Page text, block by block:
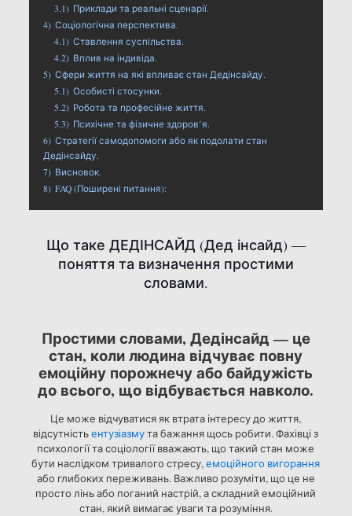
3.1) Приклади та реальні сценарії.
4) Соціологічна перспектива.
4.1) Ставлення суспільства.
4.2) Вплив на індивіда.
5) Сфери життя на які впливає стан Дедінсайду.
5.1) Особисті стосунки.
5.2) Робота та професійне життя.
5.3) Психічне та фізичне здоров’я.
6) Стратегії самодопомоги або як подолати стан
Дедінсайду.
7) Висновок.
8) FAQ (Поширені питання):
Що таке ДЕДІНСАЙД (Дед інсайд) —
поняття та визначення простими
словами.
Простими словами, Дедінсайд — це
стан, коли людина відчуває повну
емоційну порожнечу або байдужість
до всього, що відбувається навколо.
Це може відчуватися як втрата інтересу до життя,
відсутністьентузіазмута бажання щось робити. Фахівці з
психології та соціології вважають, що такий стан може
бути наслідком тривалого стресу,емоційного вигорання
або глибоких переживань. Важливо розуміти, що це не
просто лінь або поганий настрій, а складний емоційний
стан, який вимагає уваги та розуміння.